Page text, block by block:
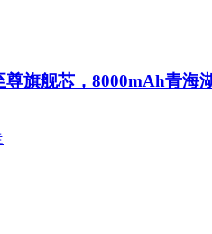
尊旗舰芯，8000mAh青海